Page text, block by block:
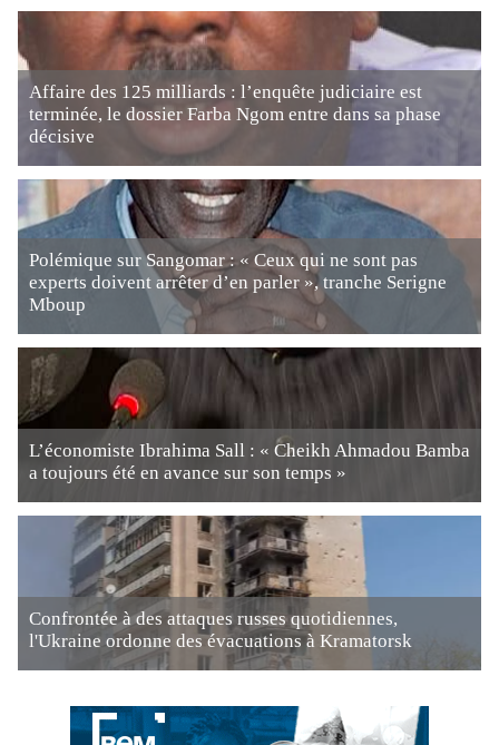
Affaire des 125 milliards : l’enquête judiciaire est
terminée, le dossier Farba Ngom entre dans sa phase
décisive
Polémique sur Sangomar : « Ceux qui ne sont pas
experts doivent arrêter d’en parler », tranche Serigne
Mboup
L’économiste Ibrahima Sall : « Cheikh Ahmadou Bamba
a toujours été en avance sur son temps »
Confrontée à des attaques russes quotidiennes,
l'Ukraine ordonne des évacuations à Kramatorsk